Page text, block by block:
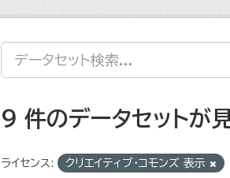
9 件のデータセットが
ライセンス: クリエイティブ・コモンズ 表示